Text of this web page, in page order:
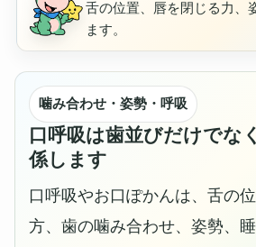
舌の位置、唇を閉じる力、
ます。
噛み合わせ・姿勢・呼吸
口呼吸は歯並びだけでな
係します
口呼吸やお口ぽかんは、舌の
方、歯の噛み合わせ、姿勢、